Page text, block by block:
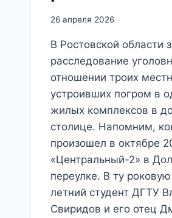
26 апреля 2026
В Ростовской области
расследование
отношении троих
устроивших погром в
жилых комплексов в
столице. Напомним,
произошел в октябре
«Центральный-2» в
переулке. В ту
летний студент ДГТУ
Свиридов и его отец